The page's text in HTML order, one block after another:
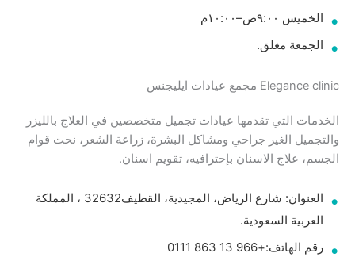
الخميس ٩:٠٠ص–١٠:٠٠م
الجمعة مغلق.
Elegance clinic مجمع عيادات ايليجنس
الخدمات التي تقدمها عيادات تجميل متخصصين في العلاج بالليزر
والتجميل الغير جراحي ومشاكل البشرة، زراعة الشعر، نحت قوام
الجسم، علاج الاسنان بإحترافيه، تقويم اسنان.
العنوان: شارع الرياض، المجيدية، القطيف‎ 32632، المملكة
العربية السعودية.
رقم الهاتف:+966 13 863 0111